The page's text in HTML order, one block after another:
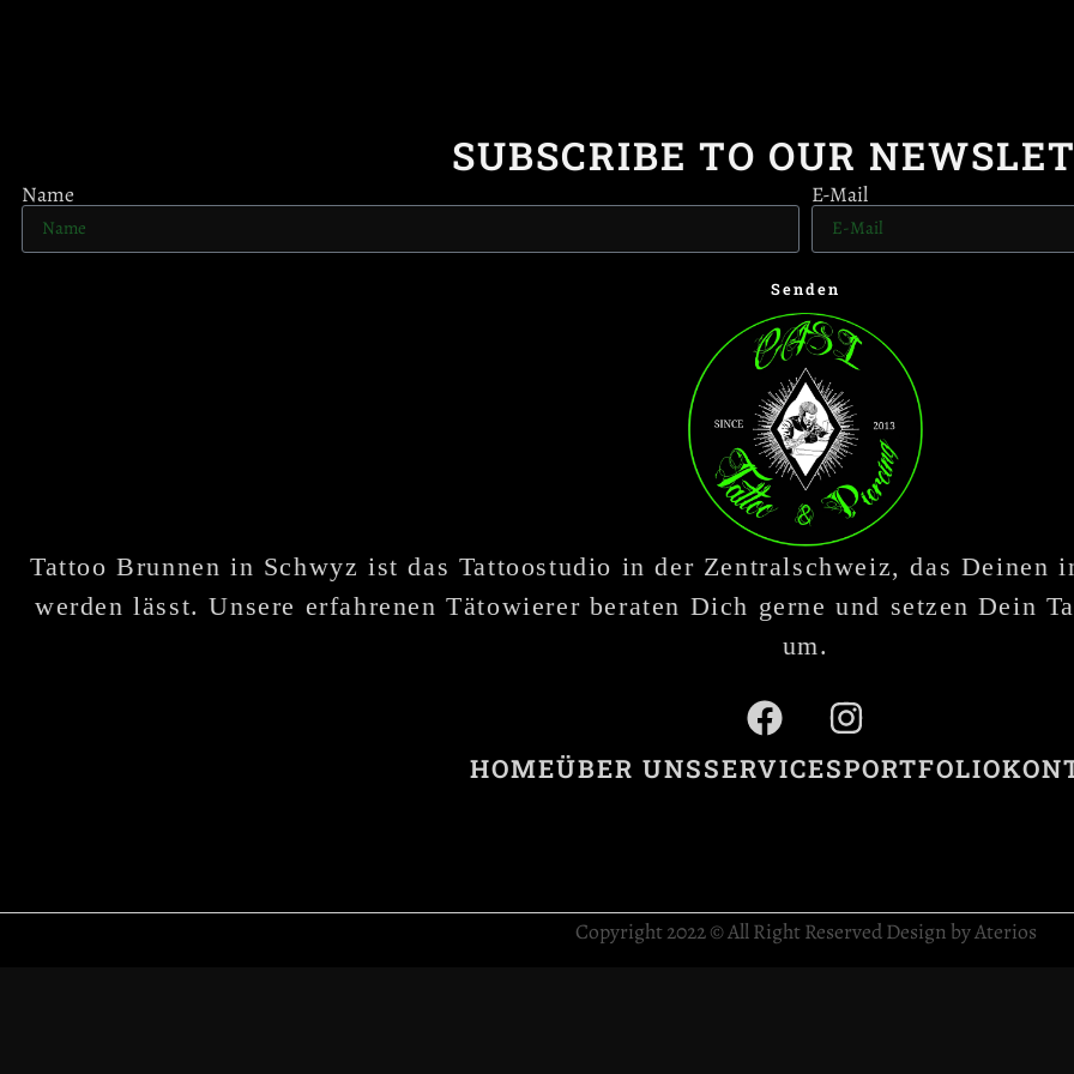
SUBSCRIBE TO OUR
Name E-Mail
Senden
Tattoo Brunnen in Schwyz ist das Tattoostudio in der Zentralschweiz, das
werden lässt. Unsere erfahrenen Tätowierer beraten Dich gerne und setzen Dein
um.
HOMEÜBER UNSSERVICESPORTFOLIO
Copyright 2022 © All Right Reserved Design by Aterios